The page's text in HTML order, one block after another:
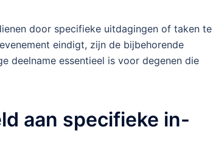
door specifieke uitdagingen of taken te
eindigt, zijn de bijbehorende
deelname essentieel is voor degenen die
aan specifieke in-